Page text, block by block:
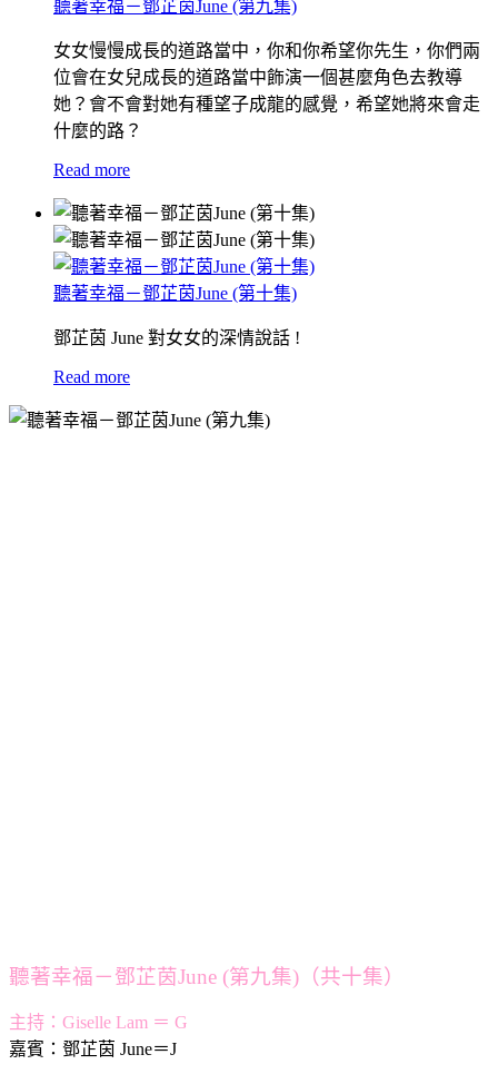
聽著幸福－鄧芷茵June (第九集)
女女慢慢成長的道路當中，你和你希望你先生，你們兩
位會在女兒成長的道路當中飾演一個甚麼角色去教導
她？會不會對她有種望子成龍的感覺，希望她將來會走
什麼的路？
Read more
聽著幸福－鄧芷茵June (第十集)
鄧芷茵 June 對女女的深情說話 !
Read more
聽著幸福－鄧芷茵June (第九集)（共十集）
主持：Giselle Lam ＝ G
嘉賓：鄧芷茵 June＝J